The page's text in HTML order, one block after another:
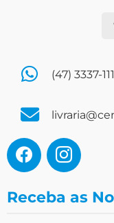
(47) 3337-
Receba as